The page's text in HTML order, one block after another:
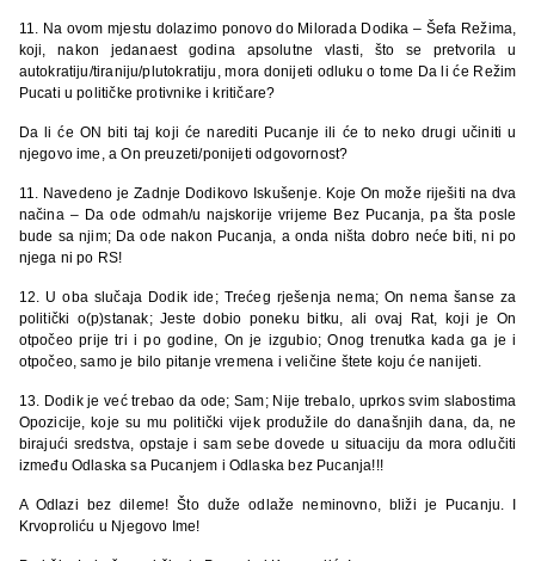
11. Na ovom mjestu dolazimo ponovo do Milorada Dodika – Šefa Režima,
koji, nakon jedanaest godina apsolutne vlasti, što se pretvorila u
autokratiju/tiraniju/plutokratiju, mora donijeti odluku o tome Da li će Režim
Pucati u političke protivnike i kritičare?
Da li će ON biti taj koji će narediti Pucanje ili će to neko drugi učiniti u
njegovo ime, a On preuzeti/ponijeti odgovornost?
11. Navedeno je Zadnje Dodikovo Iskušenje. Koje On može riješiti na dva
načina – Da ode odmah/u najskorije vrijeme Bez Pucanja, pa šta posle
bude sa njim; Da ode nakon Pucanja, a onda ništa dobro neće biti, ni po
njega ni po RS!
12. U oba slučaja Dodik ide; Trećeg rješenja nema; On nema šanse za
politički o(p)stanak; Jeste dobio poneku bitku, ali ovaj Rat, koji je On
otpočeo prije tri i po godine, On je izgubio; Onog trenutka kada ga je i
otpočeo, samo je bilo pitanje vremena i veličine štete koju će nanijeti.
13. Dodik je već trebao da ode; Sam; Nije trebalo, uprkos svim slabostima
Opozicije, koje su mu politički vijek produžile do današnjih dana, da, ne
birajući sredstva, opstaje i sam sebe dovede u situaciju da mora odlučiti
između Odlaska sa Pucanjem i Odlaska bez Pucanja!!!
A Odlazi bez dileme! Što duže odlaže neminovno, bliži je Pucanju. I
Krvoproliću u Njegovo Ime!